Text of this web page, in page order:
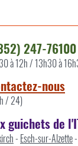
247-76100
à 12h / 13h30 à
nous
/ 24)
guichets de
- Esch-sur-Alzette-